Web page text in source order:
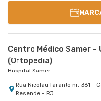
Centro Médico Samer -
(Ortopedia)
Hospital Samer
Rua Nicolau Taranto nr. 361 -
Resende - RJ